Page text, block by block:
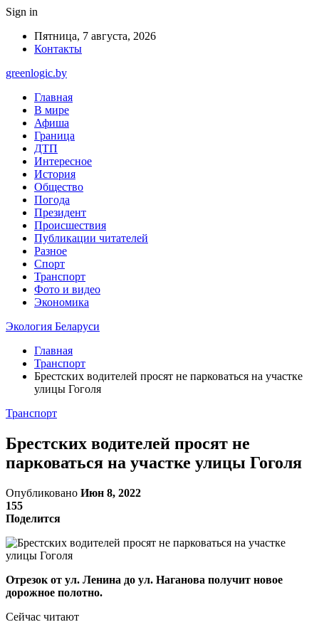
Sign in
Пятница, 7 августа, 2026
Контакты
greenlogic.by
Главная
В мире
Афиша
Граница
ДТП
Интересное
История
Общество
Погода
Президент
Происшествия
Публикации читателей
Разное
Спорт
Транспорт
Фото и видео
Экономика
Экология Беларуси
Главная
Транспорт
Брестских водителей просят не парковаться на участке
улицы Гоголя
Транспорт
Брестских водителей просят не
парковаться на участке улицы Гоголя
Опубликовано Июн 8, 2022
155
Поделится
Отрезок от ул. Ленина до ул. Наганова получит новое
дорожное полотно.
Сейчас читают